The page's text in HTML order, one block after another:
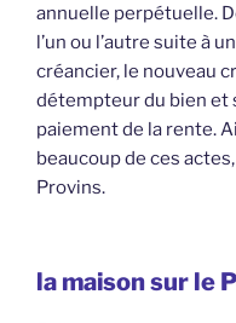
annuelle perpétuelle.
l’un ou l’autre suite à
créancier, le nouveau
détempteur du bien et
paiement de la rente.
beaucoup de ces
Provins.
la maison sur le